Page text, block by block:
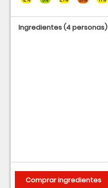
Ingredientes(4 personas)
Comprar ingredientes